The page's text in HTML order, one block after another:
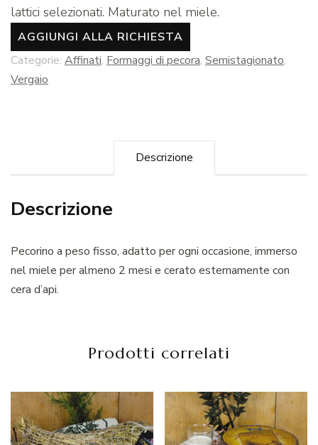
lattici selezionati. Maturato nel miele.
AGGIUNGI ALLA RICHIESTA
Categorie: Affinati, Formaggi di pecora, Semistagionato,
Vergaio
Descrizione
Descrizione
Pecorino a peso fisso, adatto per ogni occasione, immerso
nel miele per almeno 2 mesi e cerato esternamente con
cera d’api.
Prodotti correlati